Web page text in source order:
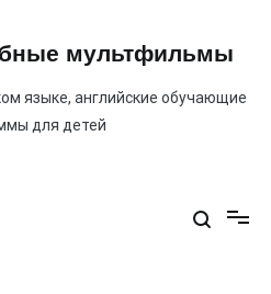
мультфильмы
языке, английские обучающие
для детей